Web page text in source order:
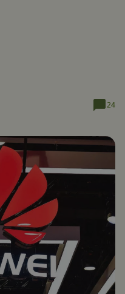
24